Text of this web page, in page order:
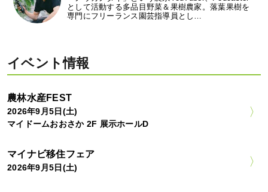
として活動する多品目野菜＆果樹農家。落葉果樹を
専門にフリーランス園芸指導員とし…
イベント情報
農林水産FEST
2026年9月5日(土)
マイドームおおさか 2F 展示ホールD
マイナビ移住フェア
2026年9月5日(土)